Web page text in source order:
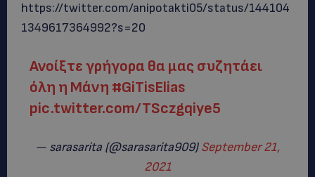
https://twitter.com/anipotakti05/status/144104
1349617364992?s=20
Ανοίξτε γρήγορα θα μας συζητάει
όλη η Μάνη #GiTisElias
pic.twitter.com/TSczgqiye5
— sarasarita (@sarasarita909)September 21,
2021